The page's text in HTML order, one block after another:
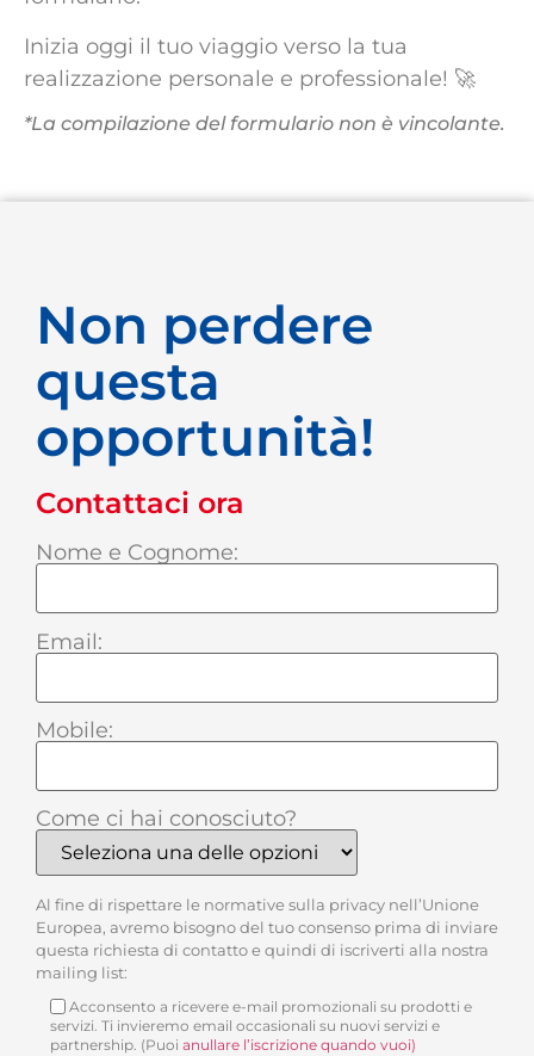
Inizia oggi il tuo viaggio verso la tua
realizzazione personale e professionale! 🚀
*La compilazione del formulario non è vincolante.
Non perdere
questa
opportunità!
Contattaci ora
Nome e Cognome:
Email:
Mobile:
Come ci hai conosciuto?
Al fine di rispettare le normative sulla privacy nell’Unione
Europea, avremo bisogno del tuo consenso prima di inviare
questa richiesta di contatto e quindi di iscriverti alla nostra
mailing list:
Acconsento a ricevere e-mail promozionali su prodotti e
servizi. Ti invieremo email occasionali su nuovi servizi e
partnership. (Puoi anullare l’iscrizione quando vuoi)